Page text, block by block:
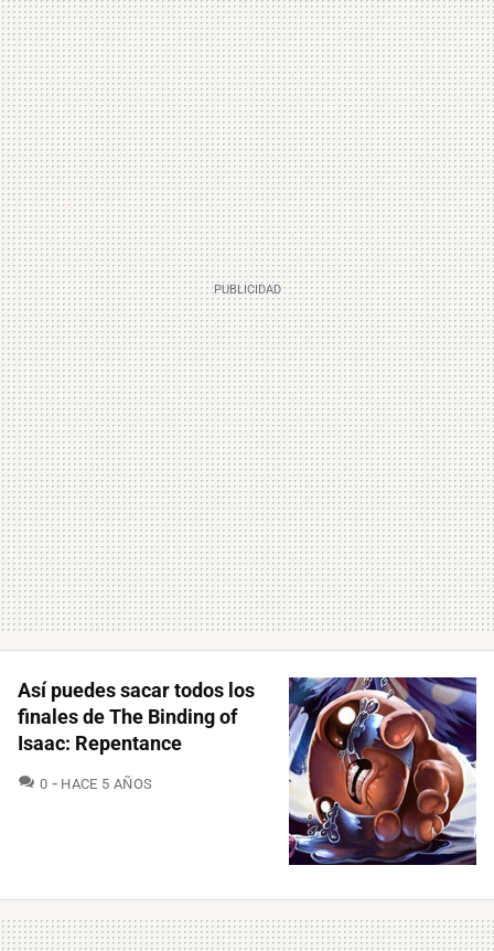
Así puedes sacar todos los
finales de The Binding of
Isaac: Repentance
0 COMENTARIOS
HACE 5 AÑOS